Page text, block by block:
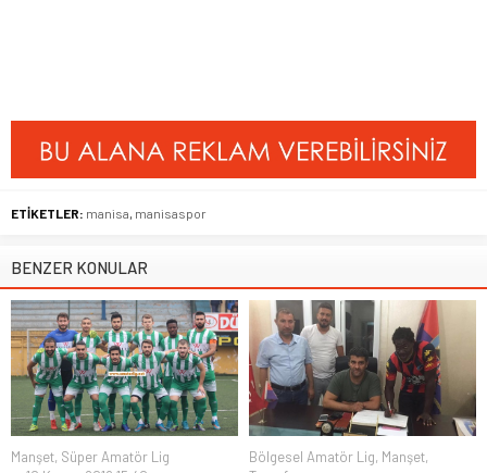
ETİKETLER: manisa manisaspor
BENZER KONULAR
Manşet, Süper Amatör Lig
Bölgesel Amatör Lig, Manşet,